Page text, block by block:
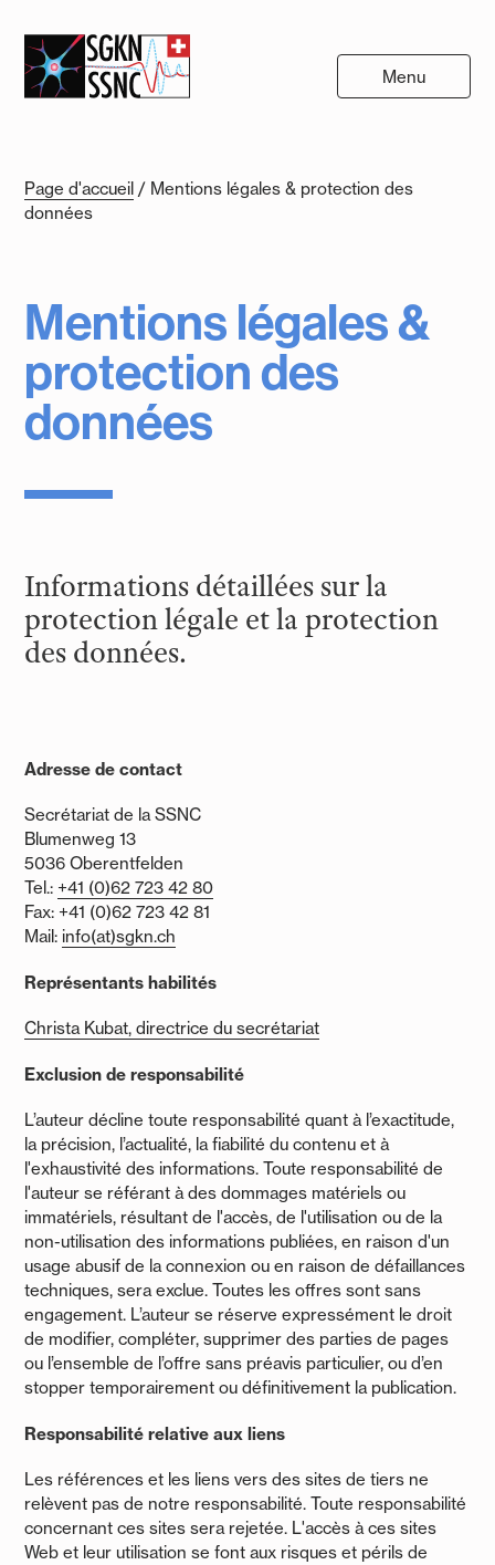
Menu
Page d'accueil / Mentions légales & protection des
données
Mentions légales &
protection des
données
Informations détaillées sur la
protection légale et la protection
des données.
Adresse de contact
Secrétariat de la SSNC
Blumenweg 13
5036 Oberentfelden
Tel.: +41 (0)62 723 42 80
Fax: +41 (0)62 723 42 81
Mail: info(at)sgkn.ch
Représentants habilités
Christa Kubat, directrice du secrétariat
Exclusion de responsabilité
L’auteur décline toute responsabilité quant à l’exactitude,
la précision, l’actualité, la fiabilité du contenu et à
l'exhaustivité des informations. Toute responsabilité de
l'auteur se référant à des dommages matériels ou
immatériels, résultant de l'accès, de l'utilisation ou de la
non-utilisation des informations publiées, en raison d'un
usage abusif de la connexion ou en raison de défaillances
techniques, sera exclue. Toutes les offres sont sans
engagement. L’auteur se réserve expressément le droit
de modifier, compléter, supprimer des parties de pages
ou l’ensemble de l’offre sans préavis particulier, ou d’en
stopper temporairement ou définitivement la publication.
Responsabilité relative aux liens
Les références et les liens vers des sites de tiers ne
relèvent pas de notre responsabilité. Toute responsabilité
concernant ces sites sera rejetée. L'accès à ces sites
Web et leur utilisation se font aux risques et périls de